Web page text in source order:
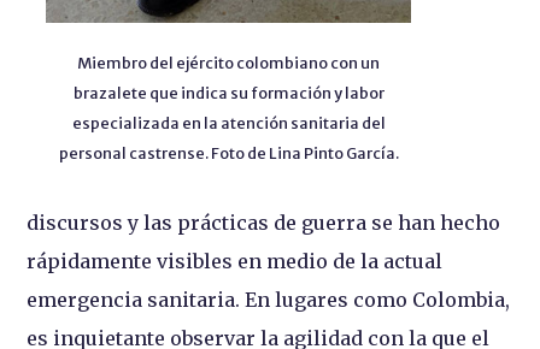
Miembro del ejército colombiano con un
brazalete que indica su formación y labor
especializada en la atención sanitaria del
personal castrense. Foto de Lina Pinto García.
discursos y las prácticas de guerra se han hecho
rápidamente visibles en medio de la actual
emergencia sanitaria. En lugares como Colombia,
es inquietante observar la agilidad con la que el